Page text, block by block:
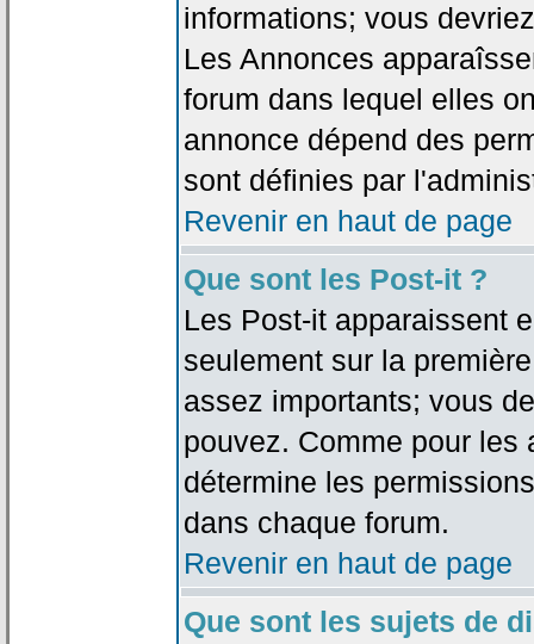
informations; vous
Les Annonces
forum dans lequel elles
annonce dépend des
sont définies par
Revenir en haut de page
Que sont les Post-it ?
Les Post-it apparaissent
seulement sur la
assez importants; vous
pouvez. Comme pour les
détermine les
dans chaque forum.
Revenir en haut de page
Que sont les sujets de